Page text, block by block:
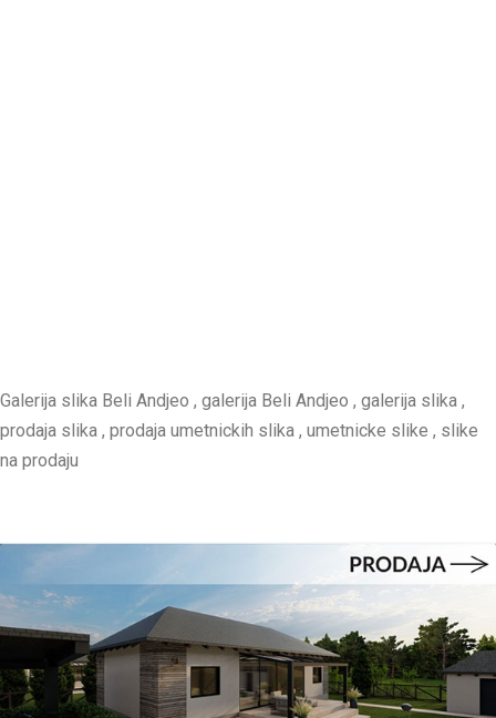
Galerija slika Beli Andjeo , galerija Beli Andjeo , galerija slika ,
prodaja slika , prodaja umetnickih slika , umetnicke slike , slike
na prodaju